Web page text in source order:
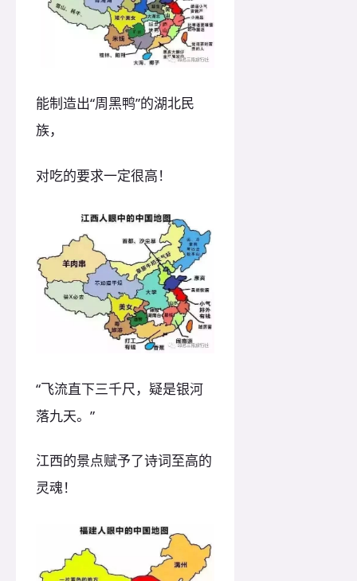
能制造出“周黑鸭”的湖北民
族，
对吃的要求一定很高！
“飞流直下三千尺，疑是银河
落九天。”
江西的景点赋予了诗词至高的
灵魂！